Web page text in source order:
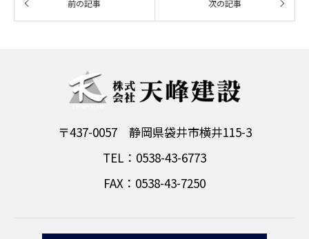
〒437-0057 静岡県袋井市横井115-3
TEL：0538-43-6773
FAX：0538-43-7250